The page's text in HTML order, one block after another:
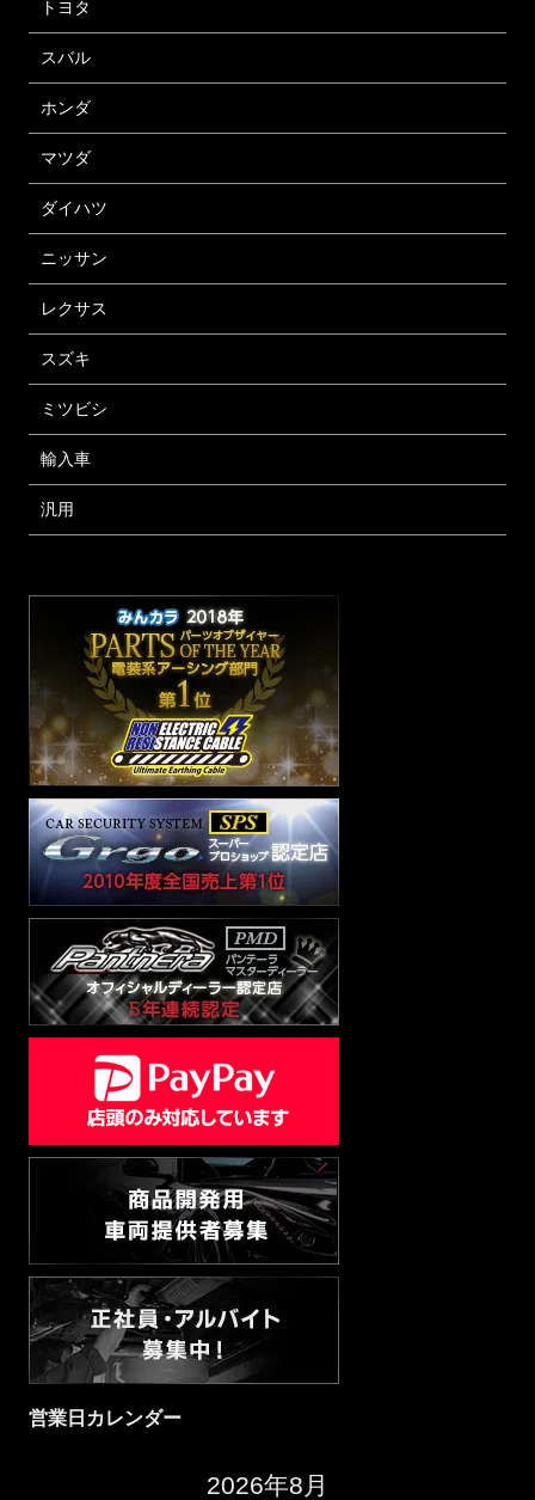
トヨタ
スバル
ホンダ
マツダ
ダイハツ
ニッサン
レクサス
スズキ
ミツビシ
輸入車
汎用
営業日カレンダー
2026年8月